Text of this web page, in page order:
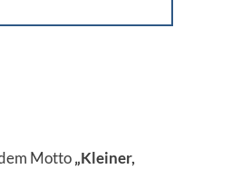
Motto„Kleiner,